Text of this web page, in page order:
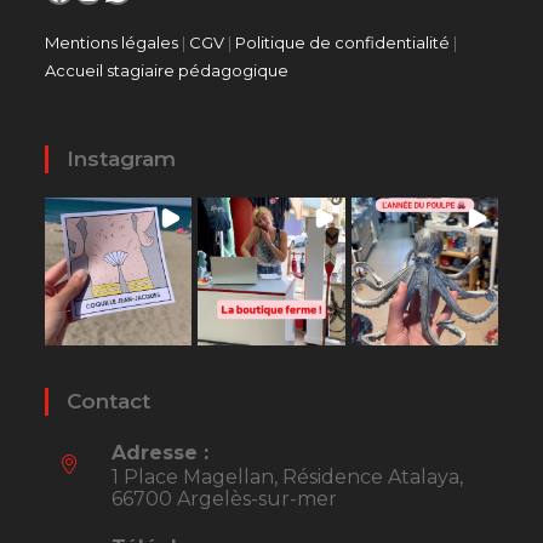
Mentions légales | CGV | Politique de confidentialité |
Accueil stagiaire pédagogique
Instagram
Contact
Adresse :
1 Place Magellan, Résidence Atalaya,
66700 Argelès-sur-mer